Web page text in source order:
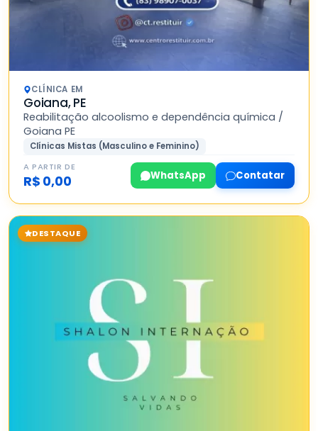
CLÍNICA EM
Goiana, PE
Reabilitação alcoolismo e dependência química /
Goiana PE
Clínicas Mistas (Masculino e Feminino)
A PARTIR DE
R$ 0,00 WhatsApp Contatar
DESTAQUE